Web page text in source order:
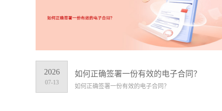
2026
07-13
如何正确签署一份有效的电子合同？
如何正确签署一份有效的电子合同？